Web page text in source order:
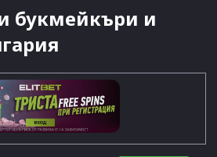
букмейкъри и